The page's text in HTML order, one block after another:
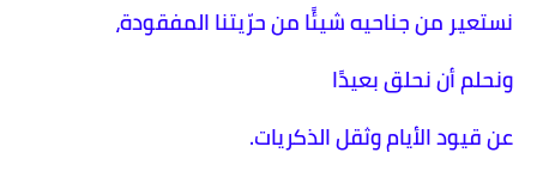
نستعير من جناحيه شيئًا من حرّيتنا المفقودة،
ونحلم أن نحلق بعيدًا
عن قيود الأيام وثقل الذكريات.